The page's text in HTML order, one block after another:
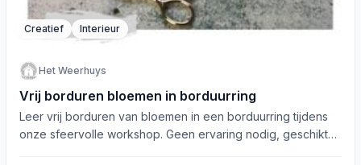
Creatief Interieur
Het Weerhuys
Vrij borduren bloemen in borduurring
Leer vrij borduren van bloemen in een borduurring tijdens
onze sfeervolle workshop. Geen ervaring nodig, geschikt